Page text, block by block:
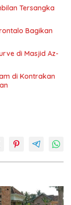
Tersangka
Bagikan
di Masjid Az-
di Kontrakan